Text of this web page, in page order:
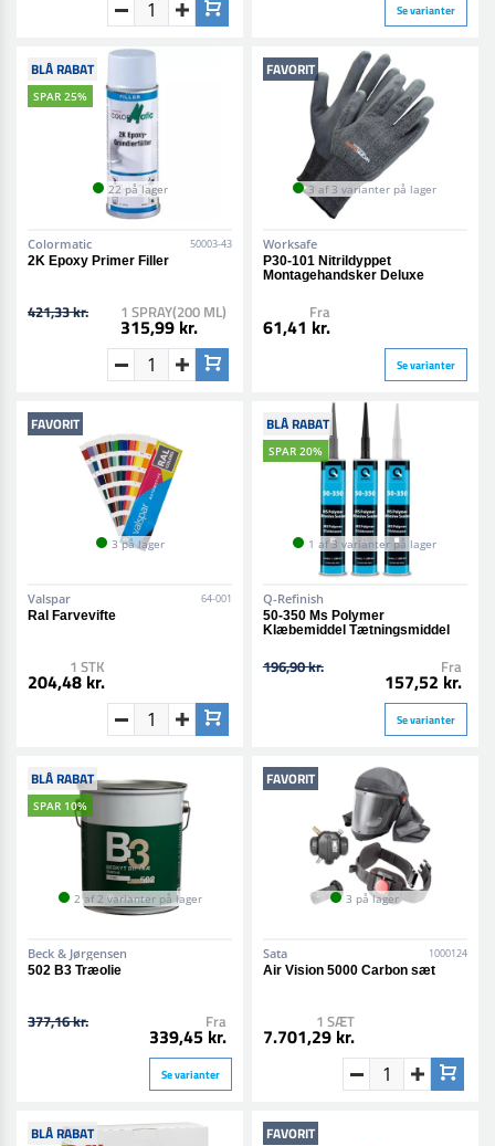
Se varianter
BLÅ RABAT
SPAR 25%
22 på lager
Colormatic 50003-43
2K Epoxy Primer Filler
421,33 kr. 1 SPRAY(200 ML)
315,99 kr.
FAVORIT
3 af 3 varianter på lager
Worksafe
P30-101 Nitrildyppet
Montagehandsker Deluxe
Fra
61,41 kr.
Se varianter
FAVORIT
3 på lager
Valspar 64-001
Ral Farvevifte
1 STK
204,48 kr.
BLÅ RABAT
SPAR 20%
1 af 3 varianter på lager
Q-Refinish
50-350 Ms Polymer
Klæbemiddel Tætningsmiddel
196,90 kr. Fra
157,52 kr.
Se varianter
BLÅ RABAT
SPAR 10%
2 af 2 varianter på lager
Beck & Jørgensen
502 B3 Træolie
377,16 kr. Fra
339,45 kr.
Se varianter
FAVORIT
3 på lager
Sata 1000124
Air Vision 5000 Carbon sæt
1 SÆT
7.701,29 kr.
BLÅ RABAT FAVORIT